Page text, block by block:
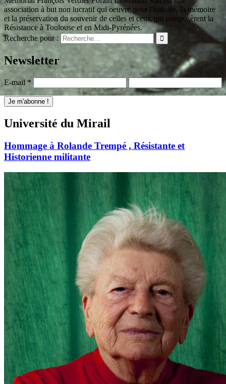
association à but non lucratif qui oeuvre pour l'histoire, la mémoire
et la préservation du souvenir de celles et ceux qui composèrent la
Résistance à Toulouse et en Midi-Pyrénées.
Recherche pour :
Newsletter
E-mail *
Université du Mirail
Hommage à Rolande Trempé , Résistante et
Historienne militante